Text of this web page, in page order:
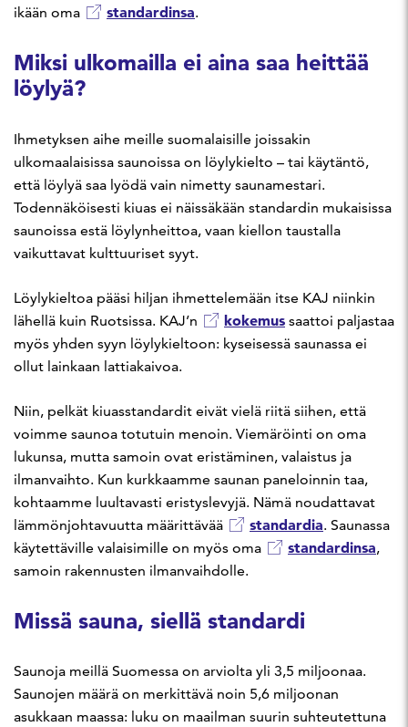
ikään oma
standardinsa.
Miksi ulkomailla ei aina saa heittää
löylyä?
Ihmetyksen aihe meille suomalaisille joissakin
ulkomaalaisissa saunoissa on löylykielto – tai käytäntö,
että löylyä saa lyödä vain nimetty saunamestari.
Todennäköisesti kiuas ei näissäkään standardin mukaisissa
saunoissa estä löylynheittoa, vaan kiellon taustalla
vaikuttavat kulttuuriset syyt.
Löylykieltoa pääsi hiljan ihmettelemään itse KAJ niinkin
lähellä kuin Ruotsissa. KAJ’n
kokemus saattoi paljastaa
myös yhden syyn löylykieltoon: kyseisessä saunassa ei
ollut lainkaan lattiakaivoa.
Niin, pelkät kiuasstandardit eivät vielä riitä siihen, että
voimme saunoa totutuin menoin. Viemäröinti on oma
lukunsa, mutta samoin ovat eristäminen, valaistus ja
ilmanvaihto. Kun kurkkaamme saunan paneloinnin taa,
kohtaamme luultavasti eristyslevyjä. Nämä noudattavat
lämmönjohtavuutta määrittävää
standardia. Saunassa
käytettäville valaisimille on myös oma
standardinsa,
samoin rakennusten ilmanvaihdolle.
Missä sauna, siellä standardi
Saunoja meillä Suomessa on arviolta yli 3,5 miljoonaa.
Saunojen määrä on merkittävä noin 5,6 miljoonan
asukkaan maassa: luku on maailman suurin suhteutettuna